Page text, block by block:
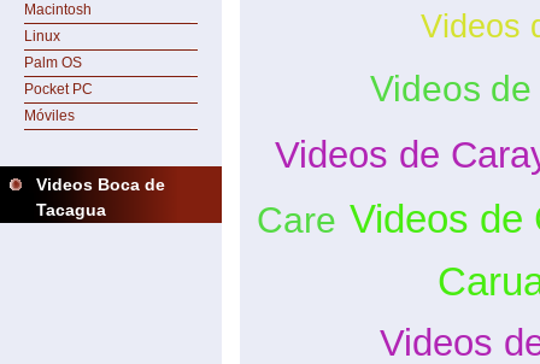
Macintosh
Linux
Palm OS
Pocket PC
Móviles
Videos Boca de
Tacagua
Videos
Videos
Videos de
Care Videos de
Videos